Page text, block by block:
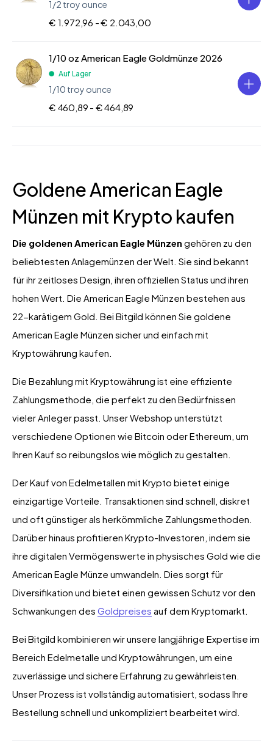
1/2 troy ounce
€ 1.972,96 -€ 2.043,00
1/10 oz American Eagle Goldmünze 2026
Auf Lager
1/10 troy ounce
€ 460,89 - € 464,89
Goldene American Eagle
Münzen mit Krypto kaufen
Die goldenen American Eagle Münzen gehören zu den
beliebtesten Anlagemünzen der Welt. Sie sind bekannt
für ihr zeitloses Design, ihren offiziellen Status und ihren
hohen Wert. Die American Eagle Münzen bestehen aus
22-karätigem Gold. Bei Bitgild können Sie goldene
American Eagle Münzen sicher und einfach mit
Kryptowährung kaufen.
Die Bezahlung mit Kryptowährung ist eine effiziente
Zahlungsmethode, die perfekt zu den Bedürfnissen
vieler Anleger passt. Unser Webshop unterstützt
verschiedene Optionen wie Bitcoin oder Ethereum, um
Ihren Kauf so reibungslos wie möglich zu gestalten.
Der Kauf von Edelmetallen mit Krypto bietet einige
einzigartige Vorteile. Transaktionen sind schnell, diskret
und oft günstiger als herkömmliche Zahlungsmethoden.
Darüber hinaus profitieren Krypto-Investoren, indem sie
ihre digitalen Vermögenswerte in physisches Gold wie die
American Eagle Münze umwandeln. Dies sorgt für
Diversifikation und bietet einen gewissen Schutz vor den
Schwankungen des Goldpreises auf dem Kryptomarkt.
Bei Bitgild kombinieren wir unsere langjährige Expertise im
Bereich Edelmetalle und Kryptowährungen, um eine
zuverlässige und sichere Erfahrung zu gewährleisten.
Unser Prozess ist vollständig automatisiert, sodass Ihre
Bestellung schnell und unkompliziert bearbeitet wird.